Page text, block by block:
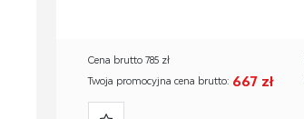
Cena brutto 785 zł
Twoja promocyjna cena brutto: 667 zł